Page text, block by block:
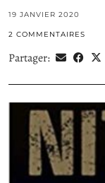
19 JANVIER 2020
2 COMMENTAIRES
Partager: